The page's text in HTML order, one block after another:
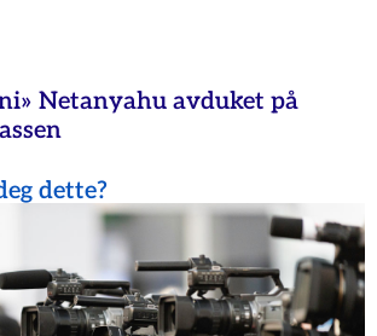
Netanyahu avduket på
dette?